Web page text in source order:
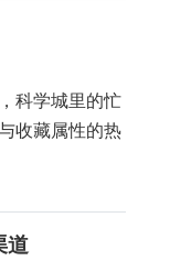
科学城里的忙
收藏属性的热
道